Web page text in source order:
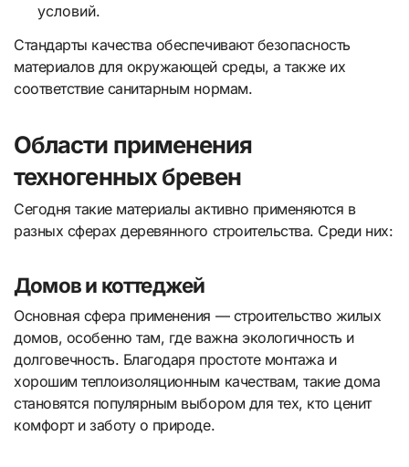
условий.
Стандарты качества обеспечивают безопасность
материалов для окружающей среды, а также их
соответствие санитарным нормам.
Области применения
техногенных бревен
Сегодня такие материалы активно применяются в
разных сферах деревянного строительства. Среди них:
Домов и коттеджей
Основная сфера применения — строительство жилых
домов, особенно там, где важна экологичность и
долговечность. Благодаря простоте монтажа и
хорошим теплоизоляционным качествам, такие дома
становятся популярным выбором для тех, кто ценит
комфорт и заботу о природе.